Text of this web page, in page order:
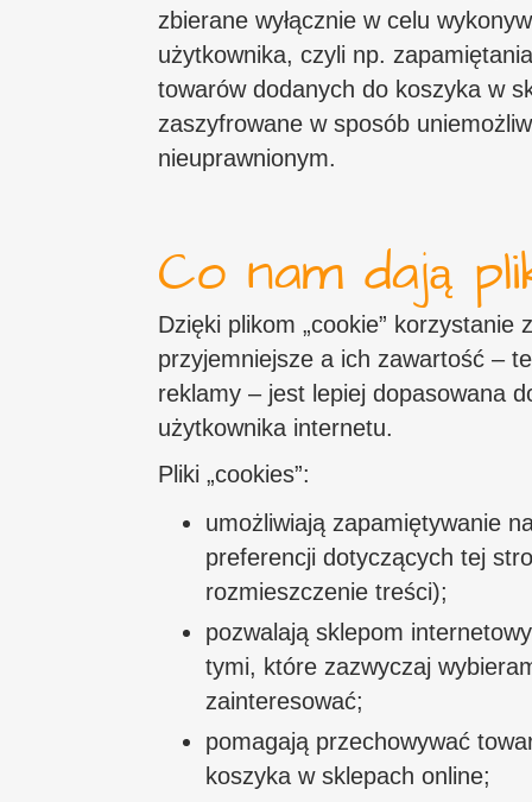
zbierane wyłącznie w celu
użytkownika, czyli np.
towarów dodanych do koszyka w
zaszyfrowane w sposób
nieuprawnionym.
Co nam dają
Dzięki plikom „cookie” korzystanie
przyjemniejsze a ich zawartość –
reklamy – jest lepiej dopasowana
użytkownika internetu.
Pliki „cookies”:
umożliwiają zapamiętywanie
preferencji dotyczących tej
rozmieszczenie treści);
pozwalają sklepom
tymi, które zazwyczaj
zainteresować;
pomagają przechowywać
koszyka w sklepach online;